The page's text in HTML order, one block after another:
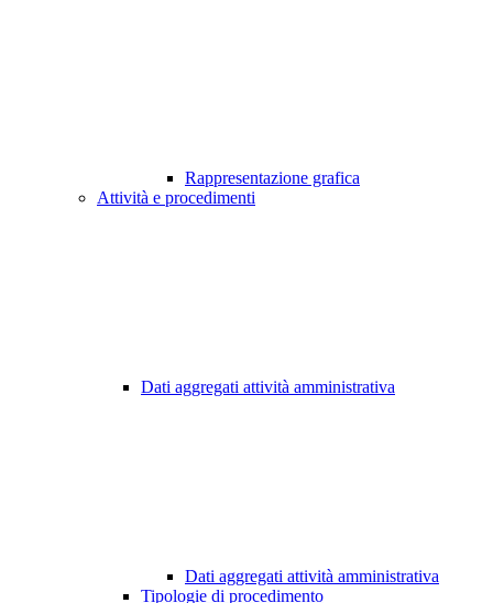
Rappresentazione grafica
Attività e procedimenti
Dati aggregati attività amministrativa
Dati aggregati attività amministrativa
Tipologie di procedimento